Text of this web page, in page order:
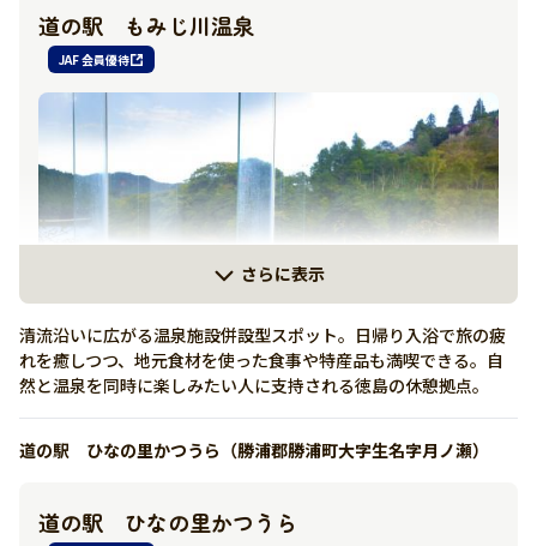
有り
0883-84-1489
https://yamashiro-info.jp/
道の駅 もみじ川温泉
JAF 会員優待
有り
さらに表示
清流沿いに広がる温泉施設併設型スポット。日帰り入浴で旅の疲
れを癒しつつ、地元食材を使った食事や特産品も満喫できる。自
然と温泉を同時に楽しみたい人に支持される徳島の休憩拠点。
道の駅 ひなの里かつうら（勝浦郡勝浦町大字生名字月ノ瀬）
道の駅 ひなの里かつうら